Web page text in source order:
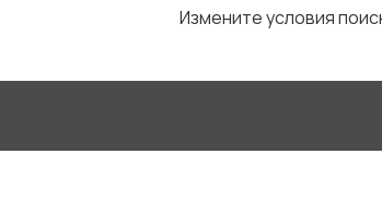
Измените условия